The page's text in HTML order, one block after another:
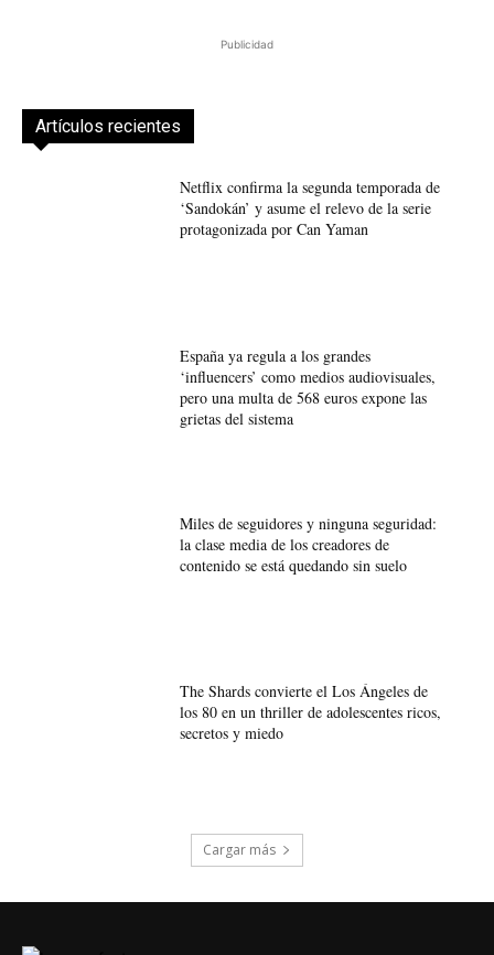
Publicidad
Artículos recientes
Netflix confirma la segunda temporada de
‘Sandokán’ y asume el relevo de la serie
protagonizada por Can Yaman
España ya regula a los grandes
‘influencers’ como medios audiovisuales,
pero una multa de 568 euros expone las
grietas del sistema
Miles de seguidores y ninguna seguridad:
la clase media de los creadores de
contenido se está quedando sin suelo
The Shards convierte el Los Ángeles de
los 80 en un thriller de adolescentes ricos,
secretos y miedo
Cargar más